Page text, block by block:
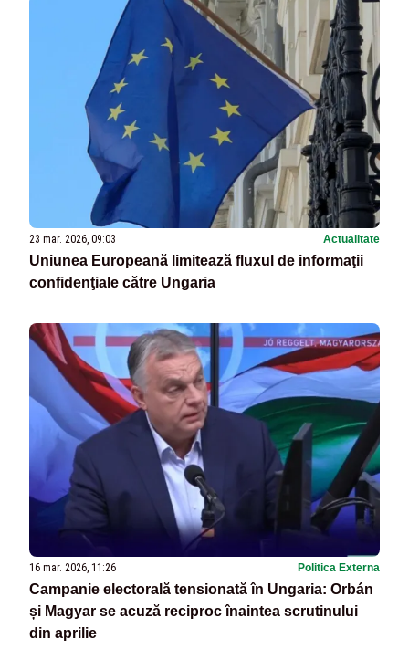
23 mar. 2026, 09:03 Actualitate
Uniunea Europeană limitează fluxul de informaţii
confidenţiale către Ungaria
16 mar. 2026, 11:26 Politica Externa
Campanie electorală tensionată în Ungaria: Orbán
și Magyar se acuză reciproc înaintea scrutinului
din aprilie